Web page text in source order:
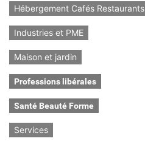
Hébergement Cafés Restaurants
Industries et PME
Maison et jardin
Professions libérales
Santé Beauté Forme
Services